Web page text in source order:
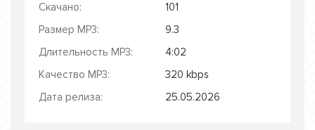
Скачано:
101
Размер MP3:
9.3
Длительность MP3:
4:02
Качество MP3:
320 kbps
Дата релиза:
25.05.2026